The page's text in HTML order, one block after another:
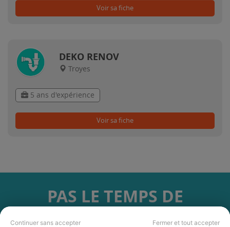
Continuer sans accepter Fermer et tout accepter
Voir sa fiche
DEKO RENOV
Troyes
5 ans d'expérience
Voir sa fiche
PAS LE TEMPS DE
CHERCHER ?